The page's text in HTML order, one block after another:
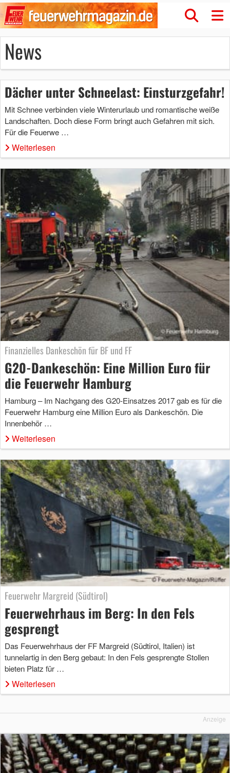
News
Dächer unter Schneelast: Einsturzgefahr!
Mit Schnee verbinden viele Winterurlaub und romantische weiße
Landschaften. Doch diese Form bringt auch Gefahren mit sich.
Für die Feuerwe …
Weiterlesen
Finanzielles Dankeschön für BF und FF
G20-Dankeschön: Eine Million Euro für
die Feuerwehr Hamburg
Hamburg – Im Nachgang des G20-Einsatzes 2017 gab es für die
Feuerwehr Hamburg eine Million Euro als Dankeschön. Die
Innenbehör …
Weiterlesen
Feuerwehr Margreid (Südtirol)
Feuerwehrhaus im Berg: In den Fels
gesprengt
Das Feuerwehrhaus der FF Margreid (Südtirol, Italien) ist
tunnelartig in den Berg gebaut: In den Fels gesprengte Stollen
bieten Platz für …
Weiterlesen
Anzeige